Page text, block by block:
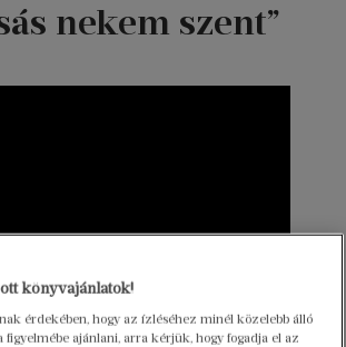
nekem szent”
könyvajánlatok!
érdekében, hogy az ízléséhez minél közelebb álló
ajánlani, arra kérjük, hogy fogadja el az